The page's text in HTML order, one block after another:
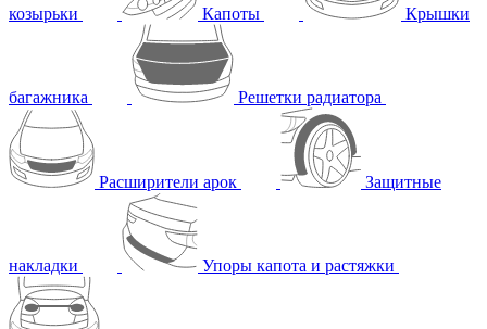
козырьки Капоты Крышки
багажника Решетки радиатора
Расширители арок Защитные
накладки Упоры капота и растяжки